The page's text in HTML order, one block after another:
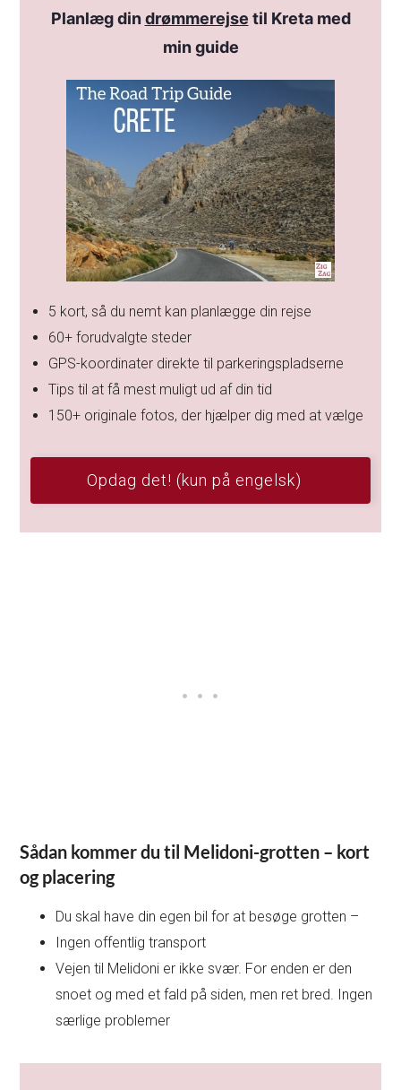
Planlæg dindrømmerejse til Kreta med
min guide
5 kort, så du nemt kan planlægge din rejse
60+ forudvalgte steder
GPS-koordinater direkte til parkeringspladserne
Tips til at få mest muligt ud af din tid
150+ originale fotos, der hjælper dig med at vælge
Opdag det! (kun på engelsk)
Sådan kommer du til Melidoni-grotten – kort
og placering
Du skal have din egen bil for at besøge grotten –
Ingen offentlig transport
Vejen til Melidoni er ikke svær. For enden er den
snoet og med et fald på siden, men ret bred. Ingen
særlige problemer